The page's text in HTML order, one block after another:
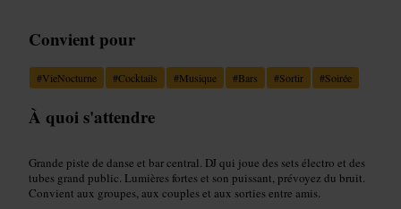
Convient pour
#VieNocturne #Cocktails #Musique #Bars #Sortir #Soirée
À quoi s'attendre
Grande piste de danse et bar central. DJ qui joue des sets électro et des
tubes grand public. Lumières fortes et son puissant, prévoyez du bruit.
Convient aux groupes, aux couples et aux sorties entre amis.